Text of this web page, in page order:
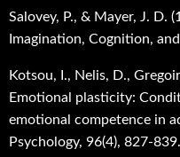
Salovey, P., & Mayer, J. D.
Imagination, Cognition,
Kotsou, I., Nelis, D.,
Emotional plasticity:
emotional competence in
Psychology, 96(4), 827-839.